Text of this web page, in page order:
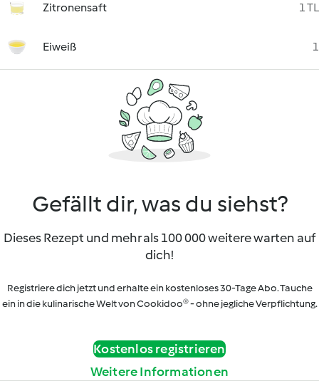
Zitronensaft 1 TL
Eiweiß 1
Gefällt dir, was du siehst?
Dieses Rezept und mehr als 100 000 weitere warten auf
dich!
Registriere dich jetzt und erhalte ein kostenloses 30-Tage Abo. Tauche
ein in die kulinarische Welt von Cookidoo® - ohne jegliche Verpflichtung.
Kostenlos registrieren
Weitere Informationen